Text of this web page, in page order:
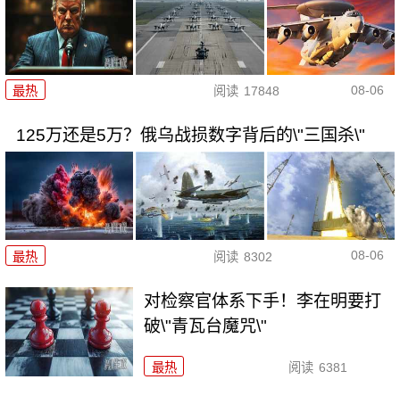
最热 阅读 17848 08-06
125万还是5万？俄乌战损数字背后的\"三国杀\"
最热 阅读 8302 08-06
对检察官体系下手！李在明要打
破\"青瓦台魔咒\"
最热 阅读 6381